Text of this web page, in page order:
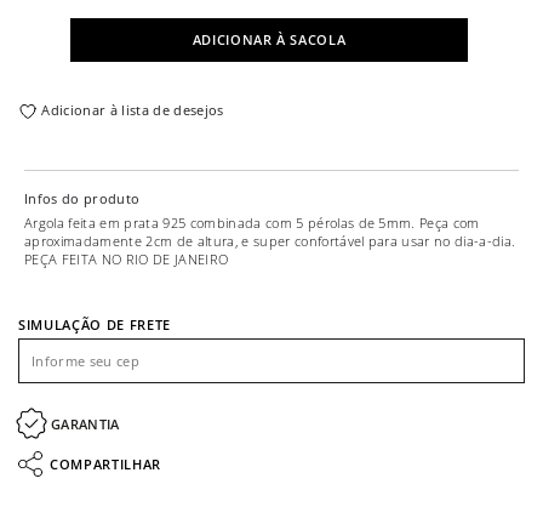
ADICIONAR À SACOLA
Adicionar à lista de desejos
Infos do produto
Argola feita em prata 925 combinada com 5 pérolas de 5mm. Peça com
aproximadamente 2cm de altura, e super confortável para usar no dia-a-dia.
PEÇA FEITA NO RIO DE JANEIRO
SIMULAÇÃO DE FRETE
GARANTIA
COMPARTILHAR